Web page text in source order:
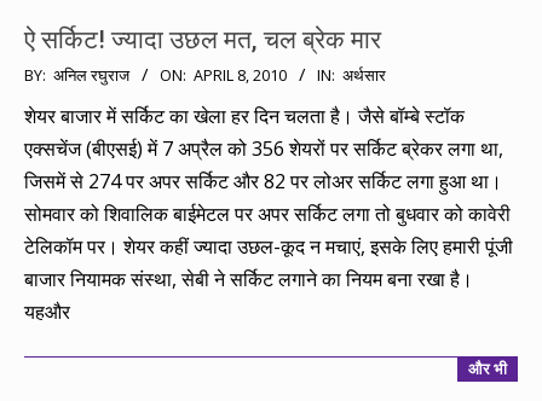
ऐ सर्किट! ज्यादा उछल मत, चल ब्रेक मार
2010-
04-
BY: अनिल रघुराज ON: APRIL 8, 2010 IN: अर्थसार
शेयर बाजार में सर्किट का खेला हर दिन चलता है। जैसे बॉम्बे स्टॉक
एक्सचेंज (बीएसई) में 7 अप्रैल को 356 शेयरों पर सर्किट ब्रेकर लगा था,
जिसमें से 274 पर अपर सर्किट और 82 पर लोअर सर्किट लगा हुआ था।
सोमवार को शिवालिक बाईमेटल पर अपर सर्किट लगा तो बुधवार को कावेरी
टेलिकॉम पर। शेयर कहीं ज्यादा उछल-कूद न मचाएं, इसके लिए हमारी पूंजी
बाजार नियामक संस्था, सेबी ने सर्किट लगाने का नियम बना रखा है।
यहऔर
और भी